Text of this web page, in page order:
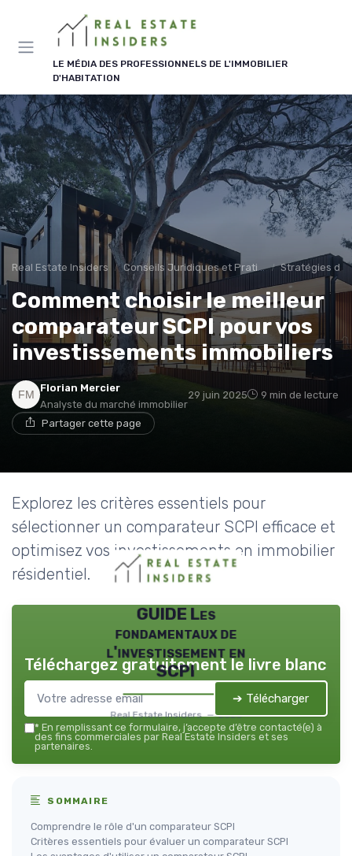
LE MÉDIA DES PROFESSIONNELS DE L'IMMOBILIER
D'HABITATION
Real Estate Insiders Conseils Juridiques et Pratiques Stratégies
Comment choisir le meilleur
comparateur SCPI pour vos
investissements immobiliers
Florian Mercier
Analyste du marché immobilier
29 juin 2025 9 min de lecture
Partager cette page
Explorez les critères essentiels pour
sélectionner un comparateur SCPI efficace et
optimisez vos investissements en immobilier
résidentiel.
GUIDE Les
fondamentaux de
l'investissement en
SCPI
Real Estate Insiders — 2026
Téléchargez gratuitement le livre blanc
➔ Télécharger
* En remplissant ce formulaire, j’accepte d’être contacté(e) à
des fins commerciales par Real Estate Insiders et ses
partenaires.
SOMMAIRE
Comprendre le rôle d'un comparateur SCPI
Critères essentiels pour évaluer un comparateur SCPI